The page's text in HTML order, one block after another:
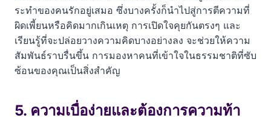
ระทำของคนรักอยู่เสมอ ซึ่งบางครั้งก็นำไปสู่การตีความที่
ผิดเพี้ยนหรือคิดมากเกินเหตุ การเปิดใจคุยกันตรงๆ และ
เรียนรู้ที่จะปล่อยวางความคิดบางอย่างลง จะช่วยให้ความ
สัมพันธ์ราบรื่นขึ้น การมองหาคนที่เข้าใจในธรรมชาติที่ซับ
ซ้อนของคุณเป็นสิ่งสำคัญ
5. ความเบื่อง่ายและต้องการความท้า